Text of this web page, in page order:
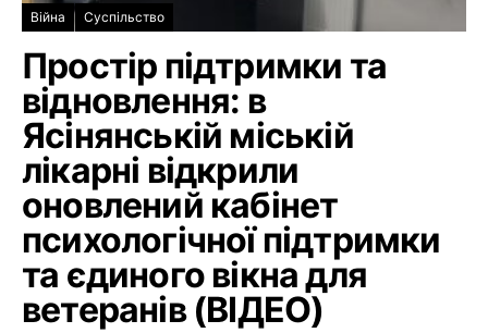
Війна Суспільство
Простір підтримки та
відновлення: в
Ясінянській міській
лікарні відкрили
оновлений кабінет
психологічної підтримки
та єдиного вікна для
ветеранів (ВІДЕО)